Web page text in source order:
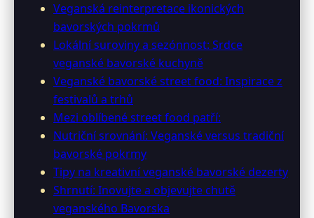
Veganská reinterpretace ikonických
bavorských pokrmů
Lokální suroviny a sezónnost: Srdce
veganské bavorské kuchyně
Veganské bavorské street food: Inspirace z
festivalů a trhů
Mezi oblíbené street food patří:
Nutriční srovnání: Veganské versus tradiční
bavorské pokrmy
Tipy na kreativní veganské bavorské dezerty
Shrnutí: Inovujte a objevujte chutě
veganského Bavorska